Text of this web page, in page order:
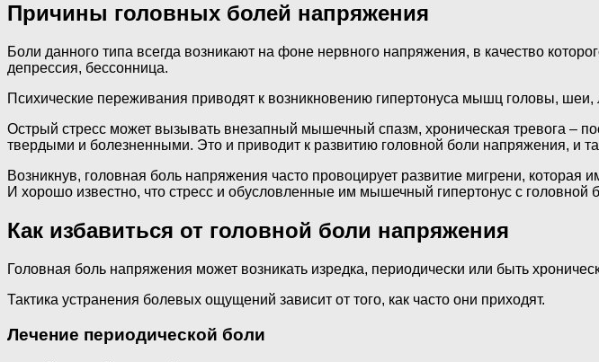
Причины головных болей напряжения
Боли данного типа всегда возникают на фоне нервного напряжения, в качество
депрессия, бессонница.
Психические переживания приводят к возникновению гипертонуса мышц головы, шеи,
Острый стресс может вызывать внезапный мышечный спазм, хроническая тревога
твердыми и болезненными. Это и приводит к развитию головной боли напряжения, и
Возникнув, головная боль напряжения часто провоцирует развитие мигрени,
И хорошо известно, что стресс и обусловленные им мышечный гипертонус с
Как избавиться от головной боли напряжения
Головная боль напряжения может возникать изредка, периодически или быть
Тактика устранения болевых ощущений зависит от того, как часто они приходят.
Лечение периодической боли